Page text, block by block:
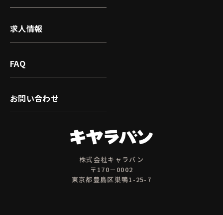
株式会社キャラバン
〒170－0002
東京都豊島区巣鴨1-25-7
求人情報
FAQ
お問い合わせ